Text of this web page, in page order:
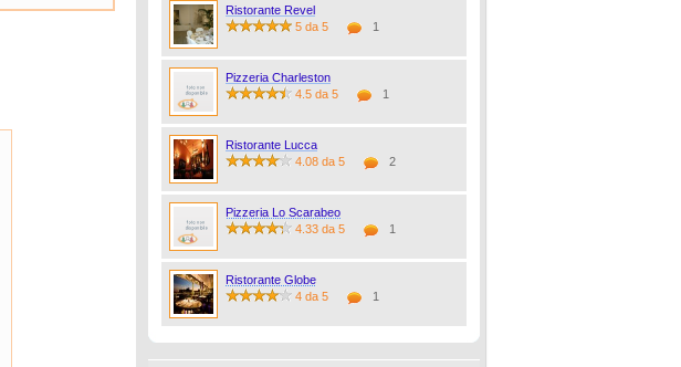
Ristorante Revel
5 da 5
1
Pizzeria Charleston
4.5 da 5
1
Ristorante Lucca
4.08 da 5
2
Pizzeria Lo Scarabeo
4.33 da 5
1
Ristorante Globe
4 da 5
1